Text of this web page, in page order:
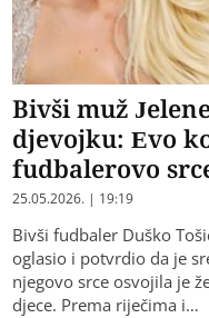
Bivši muž
djevojku: Evo
fudbalerovo
25.05.2026. | 19:19
Bivši fudbaler Duško
oglasio i potvrdio da je
njegovo srce osvojila je
djece. Prema riječima i…